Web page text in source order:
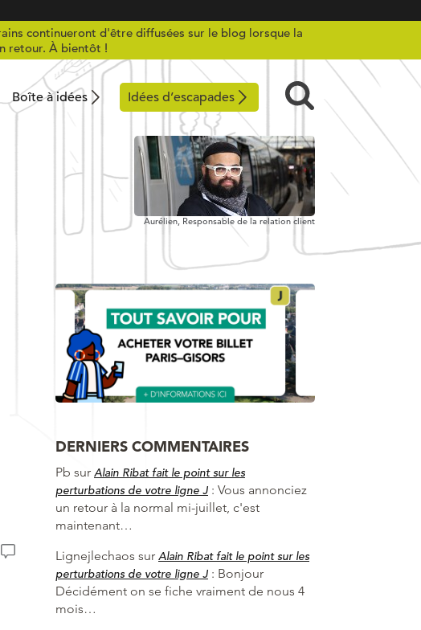
continueront d'être diffusées sur le blog lorsque la
retour. À bientôt !
Boîte à idées Idées d’escapades
Aurélien, Responsable de la relation client
DERNIERS COMMENTAIRES
Pb sur Alain Ribat fait le point sur les
perturbations de votre ligne J : Vous annonciez
un retour à la normal mi-juillet, c'est
maintenant…
Lignejlechaos sur Alain Ribat fait le point sur les
perturbations de votre ligne J : Bonjour
Décidément on se fiche vraiment de nous 4
mois…